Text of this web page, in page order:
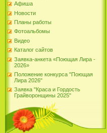
Афиша
Новости
Планы работы
Фотоальбомы
Видео
Каталог сайтов
Заявка-анкета «Поющая Лира -
2026»
Положение конкурса "Поющая
Лира 2026"
Заявка "Краса и Гордость
Грайворонщины 2025"